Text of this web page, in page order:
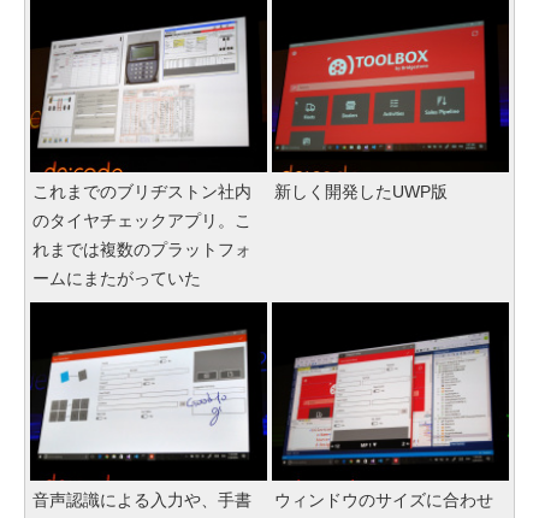
これまでのブリヂストン社内
のタイヤチェックアプリ。こ
れまでは複数のプラットフォ
ームにまたがっていた
新しく開発したUWP版
音声認識による入力や、手書
ウィンドウのサイズに合わせ